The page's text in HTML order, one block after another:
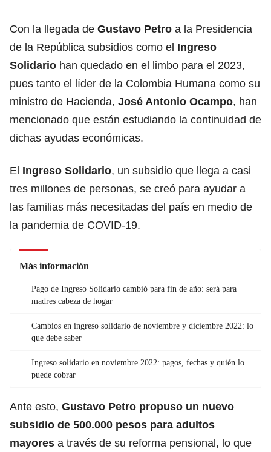
Con la llegada de Gustavo Petro a la Presidencia
de la República subsidios como el Ingreso
Solidario han quedado en el limbo para el 2023,
pues tanto el líder de la Colombia Humana como su
ministro de Hacienda, José Antonio Ocampo, han
mencionado que están estudiando la continuidad de
dichas ayudas económicas.
El Ingreso Solidario, un subsidio que llega a casi
tres millones de personas, se creó para ayudar a
las familias más necesitadas del país en medio de
la pandemia de COVID-19.
Más información
Pago de Ingreso Solidario cambió para fin de año: será para
madres cabeza de hogar
Cambios en ingreso solidario de noviembre y diciembre 2022: lo
que debe saber
Ingreso solidario en noviembre 2022: pagos, fechas y quién lo
puede cobrar
Ante esto, Gustavo Petro propuso un nuevo
subsidio de 500.000 pesos para adultos
mayores a través de su reforma pensional, lo que